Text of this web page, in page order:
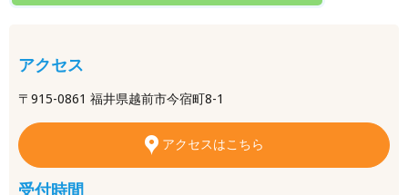
アクセス
〒915-0861 福井県越前市今宿町8-1
アクセスはこちら
受付時間